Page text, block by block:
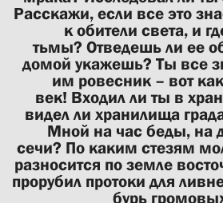
Расскажи, если все это
к обители света, и
тьмы? Отведешь ли ее
домой укажешь? Ты все
им ровесник – вот
век! Входил ли ты в
видел ли хранилища
Мной на час беды, на
сечи? По каким стезям
разносится по земле
прорубил протоки для
бурь